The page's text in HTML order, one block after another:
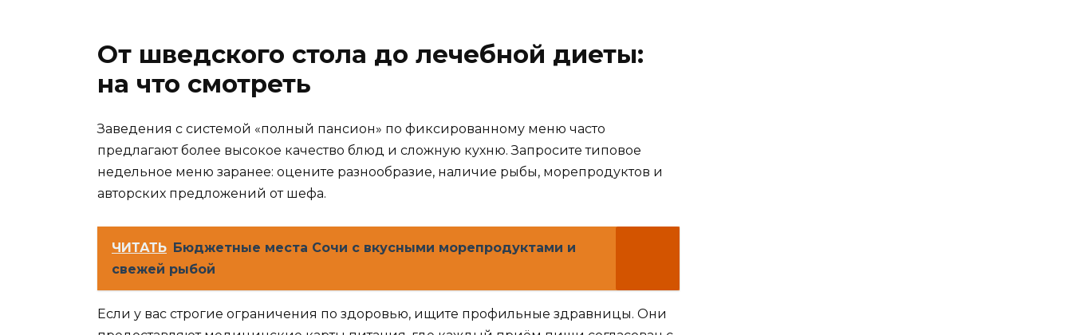
От шведского стола до лечебной диеты:
на что смотреть
Заведения с системой «полный пансион» по фиксированному меню часто
предлагают более высокое качество блюд и сложную кухню. Запросите типовое
недельное меню заранее: оцените разнообразие, наличие рыбы, морепродуктов и
авторских предложений от шефа.
ЧИТАТЬ Бюджетные места Сочи с вкусными морепродуктами и
свежей рыбой
Если у вас строгие ограничения по здоровью, ищите профильные здравницы. Они